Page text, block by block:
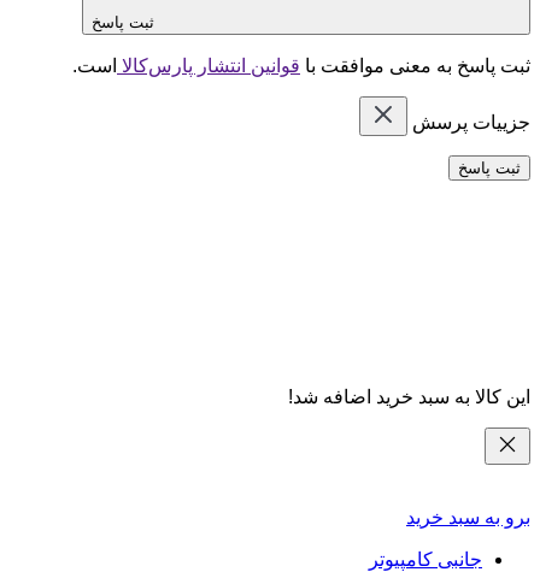
ثبت پاسخ
ثبت پاسخ به معنی موافقت با قوانین انتشار پارس‌کالا است.
جزییات پرسش
ثبت پاسخ
این کالا به سبد خرید اضافه شد!
برو به سبد خرید
جانبی کامپیوتر